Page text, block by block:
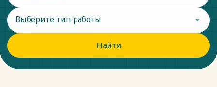
Выберите тип работы
Найти